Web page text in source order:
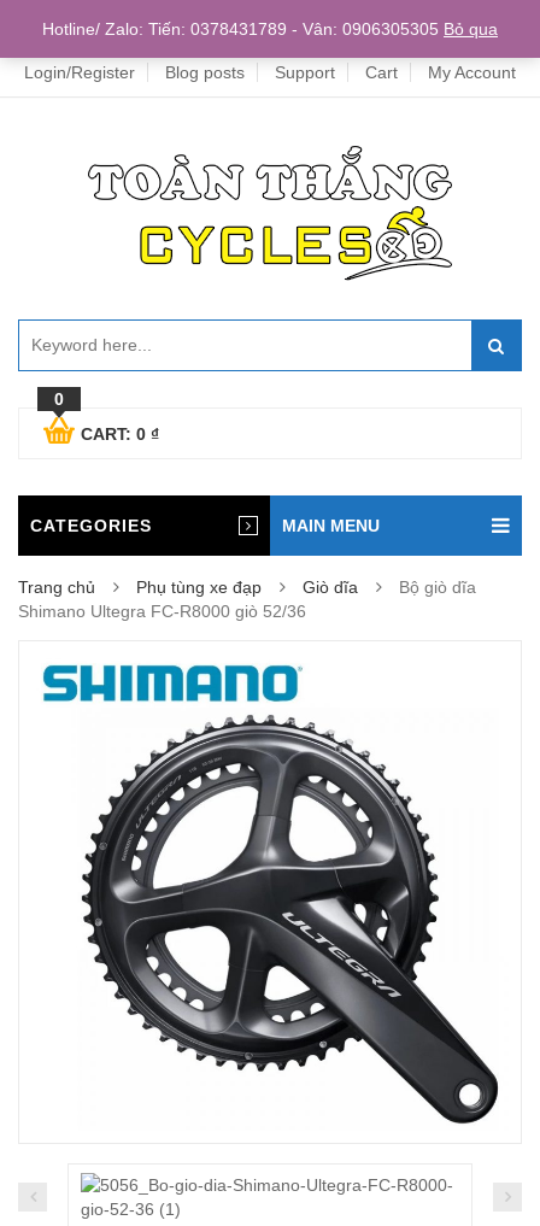
Home
Login/Register Blog posts Support Cart My Account
0
CART: 0 ₫
CATEGORIES MAIN MENU
Trang chủ Phụ tùng xe đạp Giò dĩa
Bộ giò dĩa
Shimano Ultegra FC-R8000 giò 52/36
Hotline/ Zalo: Tiến: 0378431789 - Vân: 0906305305 Bỏ qua